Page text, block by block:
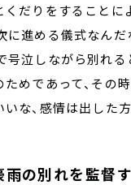
くだりをすることに
に進める儀式なんだ
号泣しながら別れ
ためであって、その
いな、感情は出した
の別れを監督